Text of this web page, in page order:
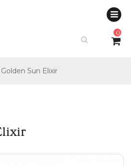
0
Golden Sun Elixir